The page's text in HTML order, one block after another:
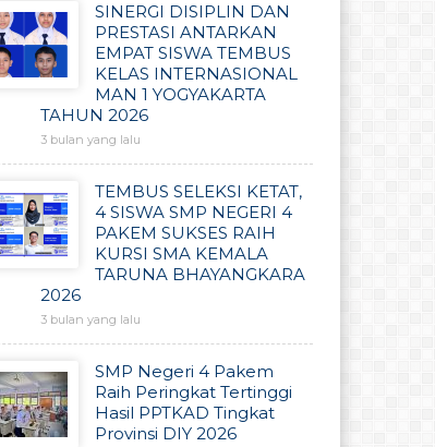
SINERGI DISIPLIN DAN
PRESTASI ANTARKAN
EMPAT SISWA TEMBUS
KELAS INTERNASIONAL
MAN 1 YOGYAKARTA
TAHUN 2026
3 bulan yang lalu
TEMBUS SELEKSI KETAT,
4 SISWA SMP NEGERI 4
PAKEM SUKSES RAIH
KURSI SMA KEMALA
TARUNA BHAYANGKARA
2026
3 bulan yang lalu
SMP Negeri 4 Pakem
Raih Peringkat Tertinggi
Hasil PPTKAD Tingkat
Provinsi DIY 2026